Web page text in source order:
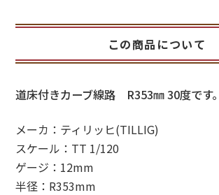
この商品について
道床付きカーブ線路 R353㎜ 30度です。
メーカ：ティリッヒ(TILLIG)
スケール：TT 1/120
ゲージ：12mm
半径：R353mm